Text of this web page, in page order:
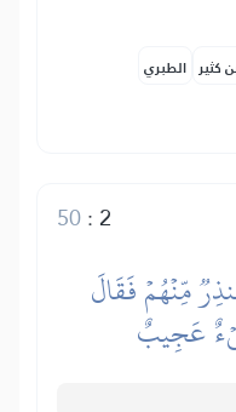
كثير الطبري
2
:
50
مِّنۡهُمۡ فَقَالَ
عَجِيبٌ